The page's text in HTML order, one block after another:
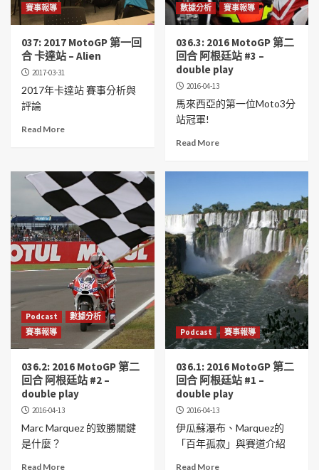
賽事報導
037: 2017 MotoGP 第一回
合 卡達站 – Alien
2017-03-31
2017年卡達站 賽事分析與
評論
Read More
數據分析
賽事報導
036.3: 2016 MotoGP 第二
回合 阿根廷站 #3 –
double play
2016-04-13
馬來西亞的第一位Moto3分
站冠軍!
Read More
Podcast
數據分析
賽事報導
036.2: 2016 MotoGP 第二
回合 阿根廷站 #2 –
double play
2016-04-13
Marc Marquez 的致勝關鍵
是什麼？
Read More
Podcast 賽事報導
036.1: 2016 MotoGP 第二
回合 阿根廷站 #1 –
double play
2016-04-13
伊瓜蘇瀑布、Marquez的
「百年孤寂」與賽道介紹
Read More